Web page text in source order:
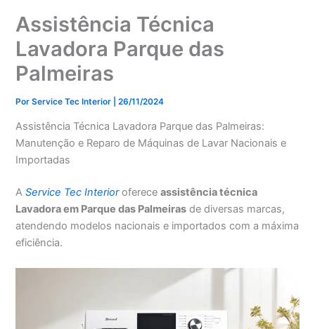
Assistência Técnica
Lavadora Parque das
Palmeiras
PorService Tec Interior |26/11/2024
Assistência Técnica Lavadora Parque das Palmeiras:
Manutenção e Reparo de Máquinas de Lavar Nacionais e
Importadas
AService Tec Interiorofereceassistência técnica
Lavadora em Parque das Palmeiras de diversas marcas,
atendendo modelos nacionais e importados com a máxima
eficiência.